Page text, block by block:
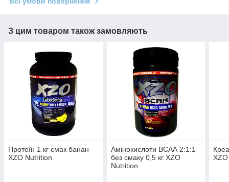
З цим товаром також замовляють
Протеїн 1 кг смак банан
XZO Nutrition
Амінокислоти ВСАА 2:1:1
без смаку 0,5 кг XZO
Nutrition